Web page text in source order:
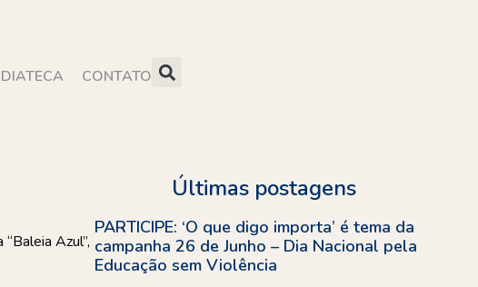
CONTATO
Azul”,
Últimas postagens
PARTICIPE: ‘O que digo importa’ é tema da
campanha 26 de Junho – Dia Nacional pela
Educação sem Violência